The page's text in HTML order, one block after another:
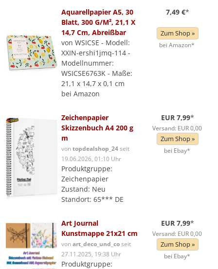
Aquarellpapier A5, 30
Blatt, 300 G/M², 21,1 X
14,7 Cm, Abreißbar
von WSICSE - Modell:
XXIN-ershi1jmq-114 -
Modellnummer:
WSICSE6763K - Maße:
21,1 x 14,7 x 0,1 cm
bei Amazon
7,49 €*
Zum Shop »
bei Amazon*
Zeichenpapier
Skizzenbuch A4 200 g
m
vontopdealshop_24seit
19.06.2026, 01:10 Uhr
Produktgruppe:
Zeichenpapier
Zustand: Neu
Standort: 65*** DE
EUR 7,99*
Versand: EUR 0,00
Zum Shop »
bei Ebay*
Art Journal
Kunstmappe 21x21 cm
vonart_deco_und_coseit
27.11.2025, 19:38 Uhr
Produktgruppe:
EUR 7,99*
Versand: EUR 0,00
Zum Shop »
bei Ebay*